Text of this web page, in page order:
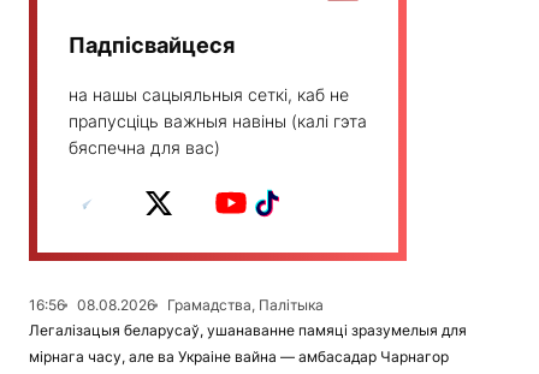
Падпісвайцеся
на нашы сацыяльныя сеткі, каб не
прапусціць важныя навіны (калі гэта
бяспечна для вас)
16:56 08.08.2026
Грамадства, Палітыка
Легалізацыя беларусаў, ушанаванне памяці зразумелыя для
мірнага часу, але ва Украіне вайна — амбасадар Чарнагор